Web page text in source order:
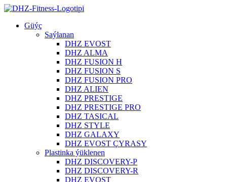
Güýç
Saýlanan
DHZ EVOST
DHZ ALMA
DHZ FUSION H
DHZ FUSION S
DHZ FUSION PRO
DHZ ALIEN
DHZ PRESTIGE
DHZ PRESTIGE PRO
DHZ TASICAL
DHZ STYLE
DHZ GALAXY
DHZ EVOST ÇYRASY
Plastinka ýüklenen
DHZ DISCOVERY-P
DHZ DISCOVERY-R
DHZ EVOST